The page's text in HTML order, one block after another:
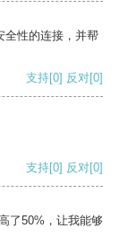
全性的连接，并帮
支持[0] 反对[0]
支持[0] 反对[0]
了50%，让我能够